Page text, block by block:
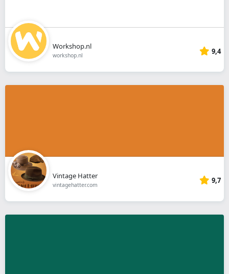
Workshop.nl
workshop.nl 9,4
Vintage Hatter
vintagehatter.com 9,7